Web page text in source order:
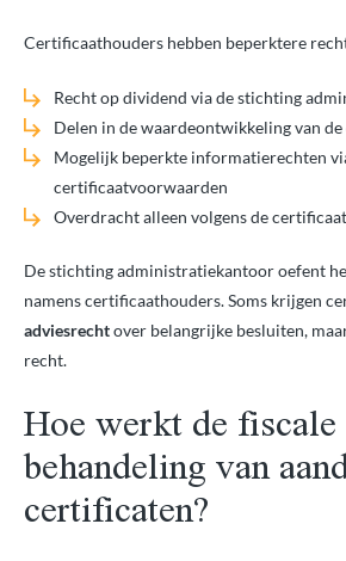
Certificaathouders hebben beperktere
Recht op dividend via de stichting
Delen in de waardeontwikkeling van
Mogelijk beperkte informatierechten
certificaatvoorwaarden
Overdracht alleen volgens de
De stichting administratiekantoor oefent
namens certificaathouders. Soms krijgen
adviesrechtover belangrijke besluiten,
recht.
Hoe werkt de fiscale
behandeling van
certificaten?